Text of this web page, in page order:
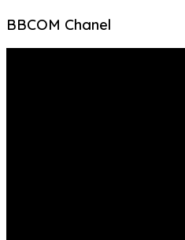
BBCOM Chanel